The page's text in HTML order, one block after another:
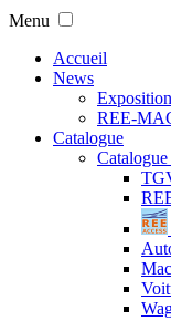
Menu
Accueil
News
REE-
Catalogue